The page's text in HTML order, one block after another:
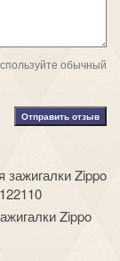
обычный
Отправить отзыв
Zippo